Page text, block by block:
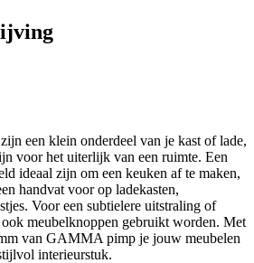
een klein onderdeel van je kast of lade,
voor het uiterlijk van een ruimte. Een
ideaal zijn om een keuken af te maken,
handvat voor op ladekasten,
Voor een subtielere uitstraling of
meubelknoppen gebruikt worden. Met
van GAMMA pimp je jouw meubelen
interieurstuk.